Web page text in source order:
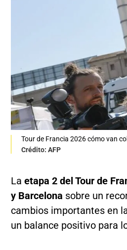
Tour de Francia 2026 cómo van
Crédito: AFP
La etapa 2 del Tour de
y Barcelona sobre un
cambios importantes en
un balance positivo para